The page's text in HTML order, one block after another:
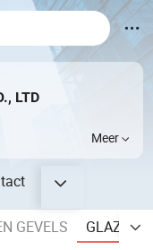
LTD
Meer
GEVELS
GLAZEN